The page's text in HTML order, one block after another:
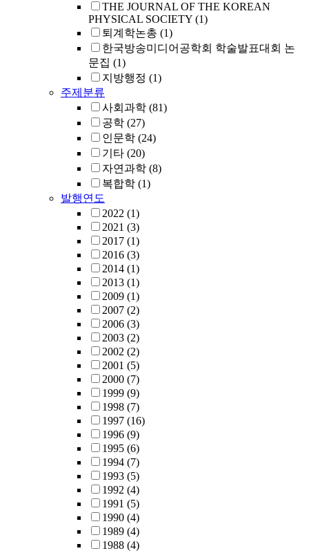
THE JOURNAL OF THE KOREAN
PHYSICAL SOCIETY (1)
퇴계학논총 (1)
한국방송미디어공학회 학술발표대회 논
문집 (1)
지방행정 (1)
주제분류
사회과학 (81)
공학 (27)
인문학 (24)
기타 (20)
자연과학 (8)
복합학 (1)
발행연도
2022 (1)
2021 (3)
2017 (1)
2016 (3)
2014 (1)
2013 (1)
2009 (1)
2007 (2)
2006 (3)
2003 (2)
2002 (2)
2001 (5)
2000 (7)
1999 (9)
1998 (7)
1997 (16)
1996 (9)
1995 (6)
1994 (7)
1993 (5)
1992 (4)
1991 (5)
1990 (4)
1989 (4)
1988 (4)